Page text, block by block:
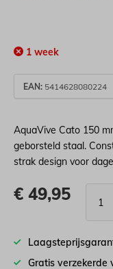
1 week
EAN: 5414628080224
AquaVive Cato 150
geborsteld staal.
strak design voor
€ 49,95
Gratis verzekerde